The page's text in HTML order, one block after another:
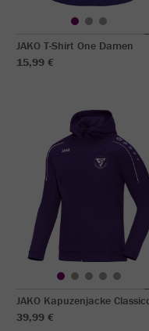
JAKO T-Shirt One Damen
15,99 €
JAKO Kapuzenjacke
39,99 €